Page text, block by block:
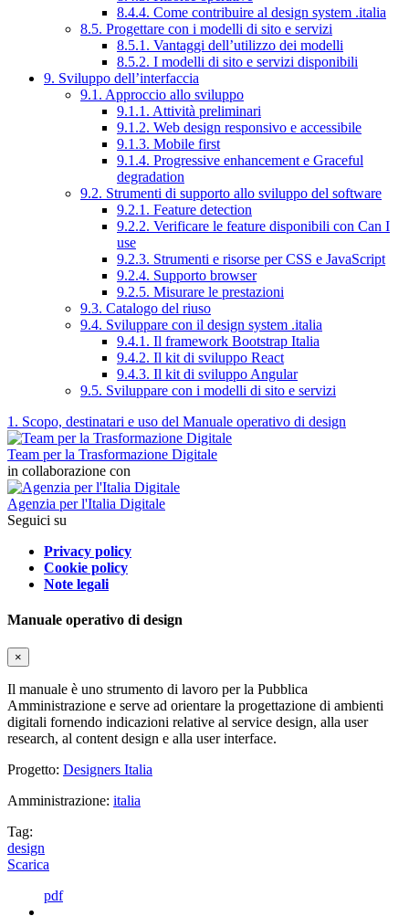
8.4.4. Come contribuire al design system .italia
8.5. Progettare con i modelli di sito e servizi
8.5.1. Vantaggi dell’utilizzo dei modelli
8.5.2. I modelli di sito e servizi disponibili
9. Sviluppo dell’interfaccia
9.1. Approccio allo sviluppo
9.1.1. Attività preliminari
9.1.2. Web design responsivo e accessibile
9.1.3. Mobile first
9.1.4. Progressive enhancement e Graceful
degradation
9.2. Strumenti di supporto allo sviluppo del software
9.2.1. Feature detection
9.2.2. Verificare le feature disponibili con Can I
use
9.2.3. Strumenti e risorse per CSS e JavaScript
9.2.4. Supporto browser
9.2.5. Misurare le prestazioni
9.3. Catalogo del riuso
9.4. Sviluppare con il design system .italia
9.4.1. Il framework Bootstrap Italia
9.4.2. Il kit di sviluppo React
9.4.3. Il kit di sviluppo Angular
9.5. Sviluppare con i modelli di sito e servizi
1. Scopo, destinatari e uso del Manuale operativo di design
Team per la Trasformazione Digitale
in collaborazione con
Agenzia per l'Italia Digitale
Seguici su
Privacy policy
Cookie policy
Note legali
Manuale operativo di design
×
Il manuale è uno strumento di lavoro per la Pubblica
Amministrazione e serve ad orientare la progettazione di ambienti
digitali fornendo indicazioni relative al service design, alla user
research, al content design e alla user interface.
Progetto: Designers Italia
Amministrazione: italia
Tag:
design
Scarica
pdf